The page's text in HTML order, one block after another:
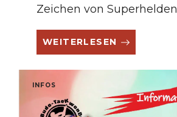
Zeichen von Superhelden
WEITERLESEN
INFOS